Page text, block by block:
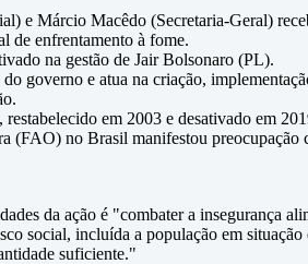
e Márcio Macêdo (Secretaria-Geral)
de enfrentamento à fome.
na gestão de Jair Bolsonaro (PL).
governo e atua na criação,
em 2003 e desativado em
(FAO) no Brasil manifestou preocupação
da ação é "combater a insegurança
social, incluída a população em situação
suficiente."